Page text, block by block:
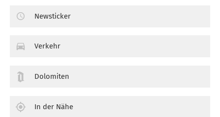
Newsticker
Verkehr
Dolomiten
In der Nähe